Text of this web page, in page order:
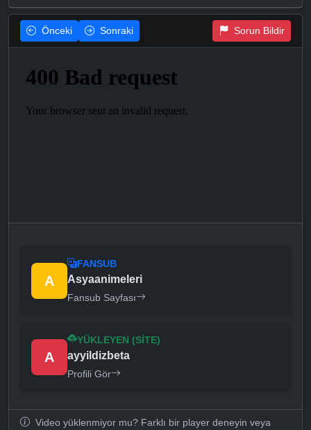
Önceki Sonraki Sorun Bildir
A
FANSUB
Asyaanimeleri
Fansub Sayfası
A
YÜKLEYEN (SITE)
ayyildizbeta
Profili Gör
Video yüklenmiyor mu? Farklı bir player deneyin veya